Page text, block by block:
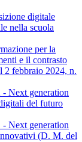
digitale
nella scuola
per la
e il contrasto
2 febbraio 2024, n.
Next generation
del futuro
Next generation
(D. M. del